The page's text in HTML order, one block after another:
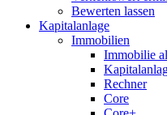
Bewerten lassen
Kapitalanlage
Immobilien
Immobilie
Rechner
Core